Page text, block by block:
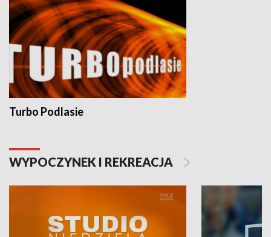
Turbo Podlasie
WYPOCZYNEK I REKREACJA